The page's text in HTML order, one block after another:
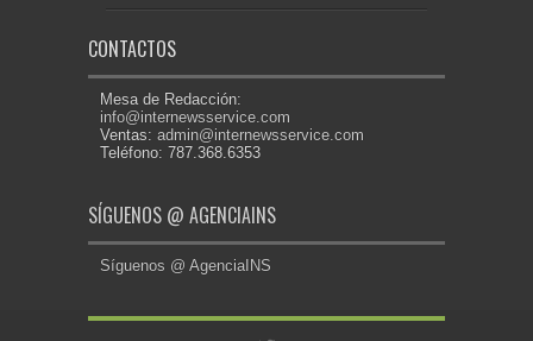
CONTACTOS
Mesa de Redacción:
info@internewsservice.com
Ventas: admin@internewsservice.com
Teléfono: 787.368.6353
SÍGUENOS @ AGENCIAINS
Síguenos @ AgenciaINS